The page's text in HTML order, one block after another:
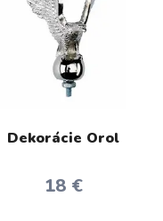
Dekorácie Orol
18 €